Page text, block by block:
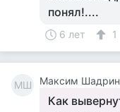
понял!....
6 лет 1
МШ Максим Шадрин
Как